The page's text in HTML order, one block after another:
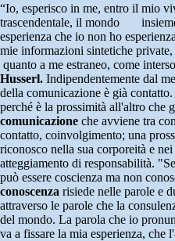
“Io, esperisco in me, entro il mio
trascendentale, il mondo insieme
esperienza che io non ho
mie informazioni sintetiche
quanto a me estraneo, come
Husserl. Indipendentemente dal
della comunicazione è già
perché è la prossimità all'altro che
comunicazione che avviene tra
contatto, coinvolgimento; una
riconosco nella sua corporeità e
atteggiamento di responsabilità.
può essere coscienza ma non
conoscenza risiede nelle parole e
attraverso le parole che la
del mondo. La parola che io
va a fissare la mia esperienza, che